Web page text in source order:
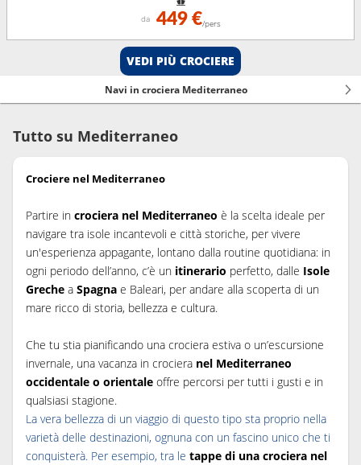
da 449 €/pers
VEDI PIÙ CROCIERE
Navi in crociera Mediterraneo
Tutto su Mediterraneo
Crociere nel Mediterraneo
Partire in crociera nel Mediterraneo è la scelta ideale per
navigare tra isole incantevoli e città storiche, per vivere
un'esperienza appagante, lontano dalla routine quotidiana: in
ogni periodo dell’anno, c’è un itinerario perfetto, dalle Isole
Greche a Spagna e Baleari, per andare alla scoperta di un
mare ricco di storia, bellezza e cultura.
Che tu stia pianificando una crociera estiva o un’escursione
invernale, una vacanza in crociera nel Mediterraneo
occidentale o orientale offre percorsi per tutti i gusti e in
qualsiasi stagione.
La vera bellezza di un viaggio di questo tipo sta proprio nella
varietà delle destinazioni, ognuna con un fascino unico che ti
conquisterà. Per esempio, tra le tappe di una crociera nel